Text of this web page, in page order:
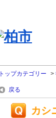
トップカテゴリー >
戻る
カシ